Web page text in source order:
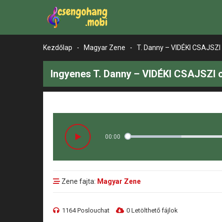
Kezdőlap - Magyar Zene - T. Danny – VIDÉKI CSAJSZI
Ingyenes T. Danny – VIDÉKI
00:00
Zene fajta: Magyar Zene
1164 Poslouchat 0 Letölthető fájlok